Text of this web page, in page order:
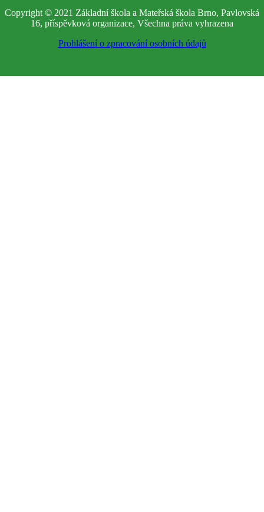
Copyright © 2021 Základní škola a Mateřská škola Brno, Pavlovská
16, příspěvková organizace, Všechna práva vyhrazena
Prohlášení o zpracování osobních údajů